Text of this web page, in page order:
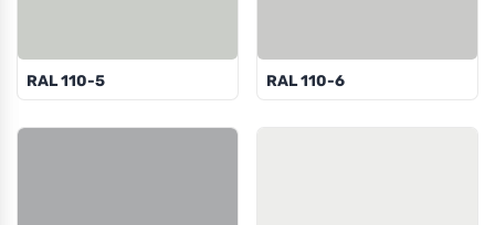
RAL 110-5 RAL 110-6